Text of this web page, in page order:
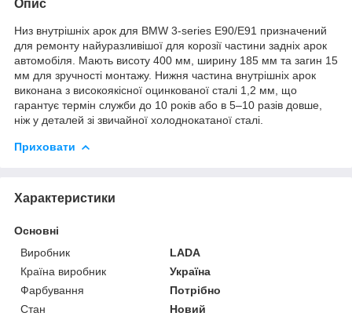
Опис
Низ внутрішніх арок для BMW 3-series E90/E91 призначений
для ремонту найуразливішої для корозії частини задніх арок
автомобіля. Мають висоту 400 мм, ширину 185 мм та загин 15
мм для зручності монтажу. Нижня частина внутрішніх арок
виконана з високоякісної оцинкованої сталі 1,2 мм, що
гарантує термін служби до 10 років або в 5–10 разів довше,
ніж у деталей зі звичайної холоднокатаної сталі.
Приховати
Характеристики
Основні
Виробник
LADA
Країна виробник
Україна
Фарбування
Потрібно
Стан
Новий